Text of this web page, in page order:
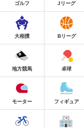
ゴルフ Jリーグ
大相撲 Bリーグ
地方競馬 卓球
モーター フィギュア